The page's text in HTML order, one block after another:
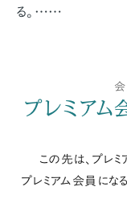
る。……
プレミアム
この先は、プレ
プレミアム会員にな